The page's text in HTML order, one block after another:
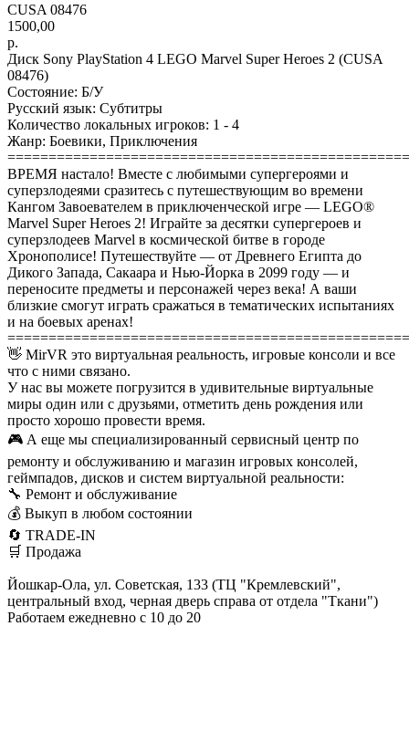
CUSA 08476
1500,00
р.
Диск Sony PlayStation 4 LEGO Marvel Super Heroes 2 (CUSA
08476)
Состояние: Б/У
Русский язык: Субтитры
Количество локальных игроков: 1 - 4
Жанр: Боевики, Приключения
ВРЕМЯ настало! Вместе с любимыми супергероями и
суперзлодеями сразитесь с путешествующим во времени
Кангом Завоевателем в приключенческой игре — LEGO®
Marvel Super Heroes 2! Играйте за десятки супергероев и
суперзлодеев Marvel в космической битве в городе
Хронополисе! Путешествуйте — от Древнего Египта до
Дикого Запада, Сакаара и Нью-Йорка в 2099 году — и
переносите предметы и персонажей через века! А ваши
близкие смогут играть сражаться в тематических испытаниях
и на боевых аренах!
👋 MirVR это виртуальная реальность, игровые консоли и все
что с ними связано.
У нас вы можете погрузится в удивительные виртуальные
миры один или с друзьями, отметить день рождения или
просто хорошо провести время.
🎮 А еще мы специализированный сервисный центр по
ремонту и обслуживанию и магазин игровых консолей,
геймпадов, дисков и систем виртуальной реальности:
🔧 Ремонт и обслуживание
💰 Выкуп в любом состоянии
🔄 TRADE-IN
🛒 Продажа
Йошкар-Ола, ул. Советская, 133 (ТЦ "Кремлевский",
центральный вход, черная дверь справа от отдела "Ткани")
Работаем ежедневно с 10 до 20